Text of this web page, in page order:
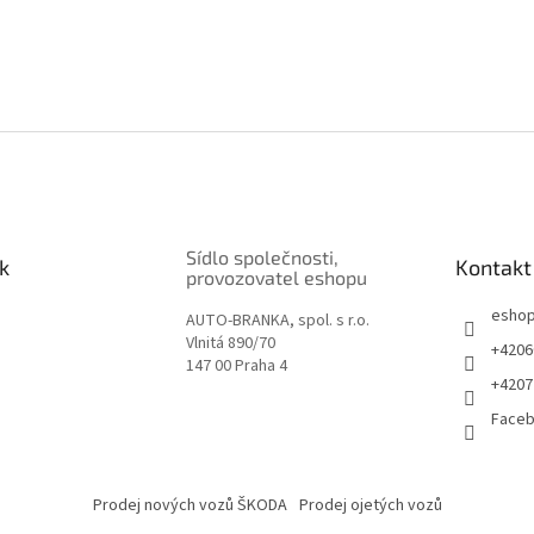
Sídlo společnosti,
provozovatel eshopu
AUTO-BRANKA, spol. s r.o.
Vlnitá 890/70
147 00 Praha 4
Kontakt
Prodej nových vozů ŠKODA Prodej ojetých vozů